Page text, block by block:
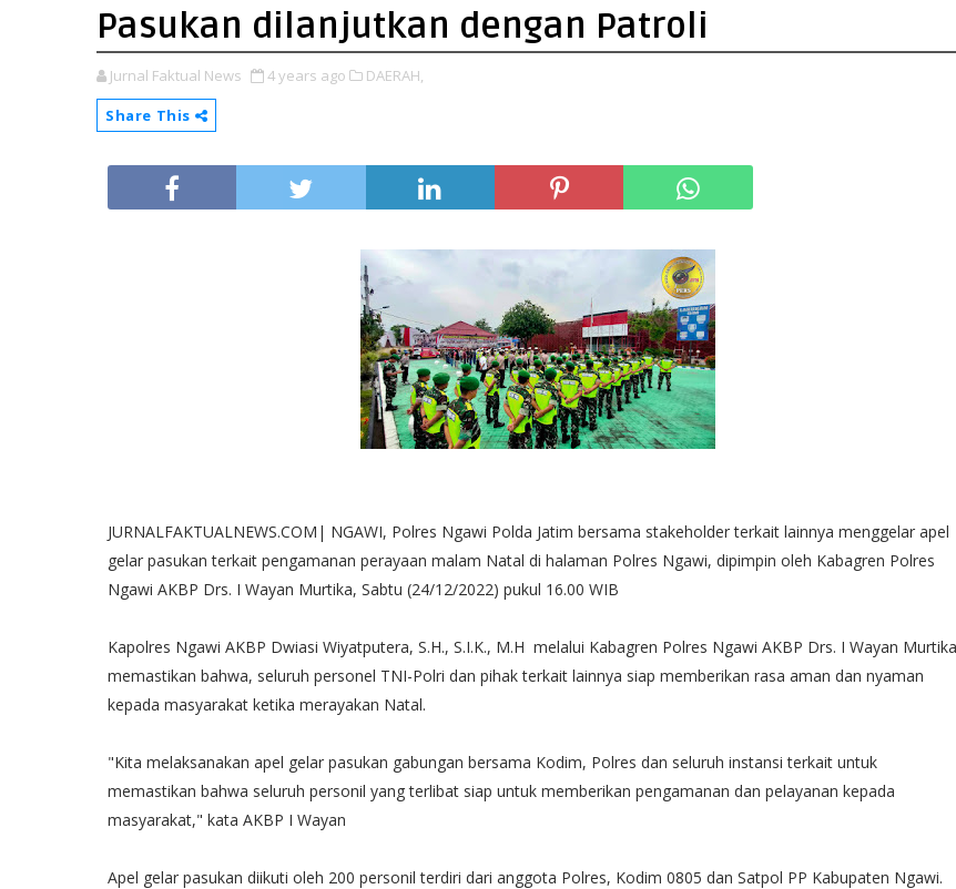
Pasukan dilanjutkan dengan Patroli
Jurnal Faktual News 4 years ago
DAERAH,
Share This
JURNALFAKTUALNEWS.COM| NGAWI, Polres Ngawi Polda Jatim bersama stakeholder terkait lainnya menggelar apel
gelar pasukan terkait pengamanan perayaan malam Natal di halaman Polres Ngawi, dipimpin oleh Kabagren Polres
Ngawi AKBP Drs. I Wayan Murtika, Sabtu (24/12/2022) pukul 16.00 WIB
Kapolres Ngawi AKBP Dwiasi Wiyatputera, S.H., S.I.K., M.H melalui Kabagren Polres Ngawi AKBP Drs. I Wayan Murtika
memastikan bahwa, seluruh personel TNI-Polri dan pihak terkait lainnya siap memberikan rasa aman dan nyaman
kepada masyarakat ketika merayakan Natal.
"Kita melaksanakan apel gelar pasukan gabungan bersama Kodim, Polres dan seluruh instansi terkait untuk
memastikan bahwa seluruh personil yang terlibat siap untuk memberikan pengamanan dan pelayanan kepada
masyarakat," kata AKBP I Wayan
Apel gelar pasukan diikuti oleh 200 personil terdiri dari anggota Polres, Kodim 0805 dan Satpol PP Kabupaten Ngawi.